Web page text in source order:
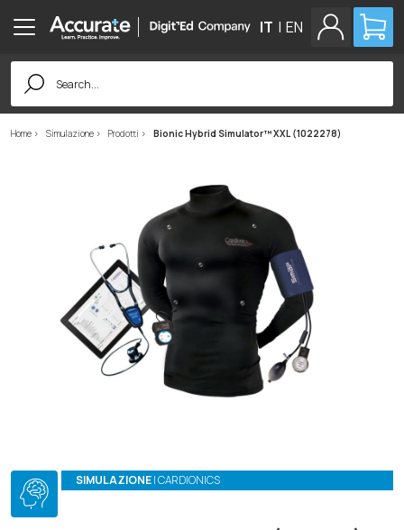
IT | EN
Search
for:
Home Simulazione Prodotti Bionic Hybrid Simulator™ XXL (1022278)
SIMULAZIONE| CARDIONICS